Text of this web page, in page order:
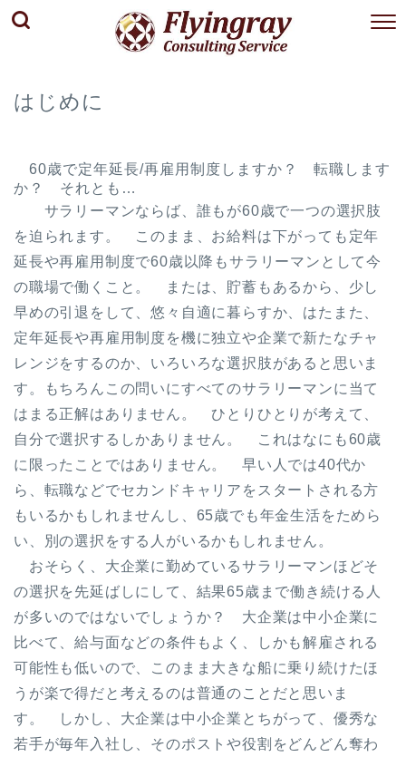
はじめに
60歳で定年延長/再雇用制度しますか？ 転職します
か？ それとも…
サラリーマンならば、誰もが60歳で一つの選択肢
を迫られます。 このまま、お給料は下がっても定年
延長や再雇用制度で60歳以降もサラリーマンとして今
の職場で働くこと。 または、貯蓄もあるから、少し
早めの引退をして、悠々自適に暮らすか、はたまた、
定年延長や再雇用制度を機に独立や企業で新たなチャ
レンジをするのか、いろいろな選択肢があると思いま
す。もちろんこの問いにすべてのサラリーマンに当て
はまる正解はありません。 ひとりひとりが考えて、
自分で選択するしかありません。 これはなにも60歳
に限ったことではありません。 早い人では40代か
ら、転職などでセカンドキャリアをスタートされる方
もいるかもしれませんし、65歳でも年金生活をためら
い、別の選択をする人がいるかもしれません。
おそらく、大企業に勤めているサラリーマンほどそ
の選択を先延ばしにして、結果65歳まで働き続ける人
が多いのではないでしょうか？ 大企業は中小企業に
比べて、給与面などの条件もよく、しかも解雇される
可能性も低いので、このまま大きな船に乗り続けたほ
うが楽で得だと考えるのは普通のことだと思いま
す。 しかし、大企業は中小企業とちがって、優秀な
若手が毎年入社し、そのポストや役割をどんどん奪わ